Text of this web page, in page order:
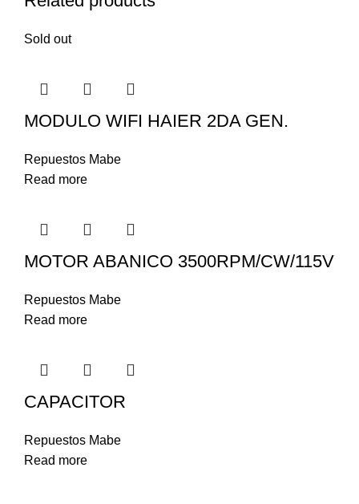
Sold out
MODULO WIFI HAIER 2DA GEN.
Repuestos Mabe
Read more
MOTOR ABANICO 3500RPM/CW/115V
Repuestos Mabe
Read more
CAPACITOR
Repuestos Mabe
Read more